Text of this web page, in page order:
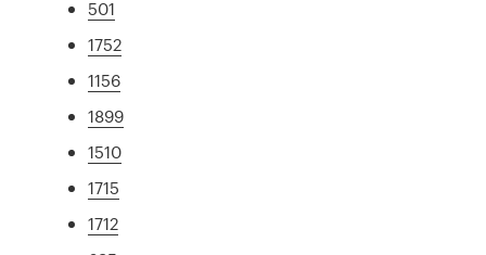
501
1752
1156
1899
1510
1715
1712